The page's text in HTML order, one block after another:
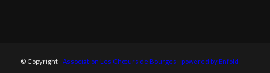
© Copyright -Association Les Chœurs de Bourges - powered by Enfold